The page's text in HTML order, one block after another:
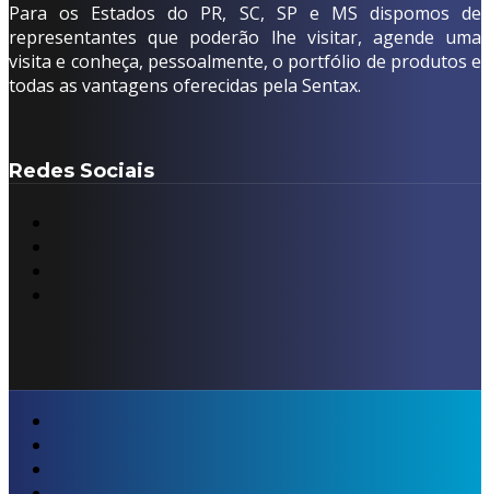
Para os Estados do PR, SC, SP e MS dispomos de
representantes que poderão lhe visitar, agende uma
visita e conheça, pessoalmente, o portfólio de produtos e
todas as vantagens oferecidas pela Sentax.
Redes Sociais